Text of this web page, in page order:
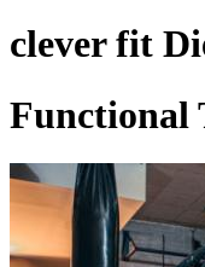
clever fit
Functional